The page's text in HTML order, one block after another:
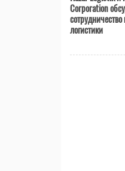
Corporation
логистики